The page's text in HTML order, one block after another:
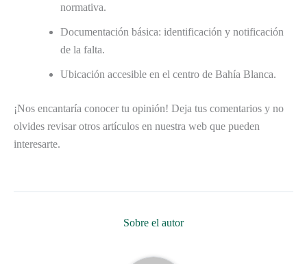
normativa.
Documentación básica: identificación y notificación
de la falta.
Ubicación accesible en el centro de Bahía Blanca.
¡Nos encantaría conocer tu opinión! Deja tus comentarios y no
olvides revisar otros artículos en nuestra web que pueden
interesarte.
Sobre el autor